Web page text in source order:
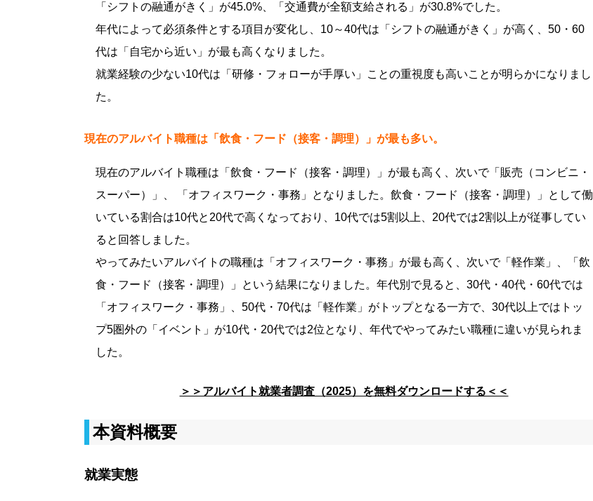
「シフトの融通がきく」が45.0%、「交通費が全額支給される」が30.8%でした。
年代によって必須条件とする項目が変化し、10～40代は「シフトの融通がきく」が高く、50・60
代は「自宅から近い」が最も高くなりました。
就業経験の少ない10代は「研修・フォローが手厚い」ことの重視度も高いことが明らかになりまし
た。
現在のアルバイト職種は「飲食・フード（接客・調理）」が最も多い。
現在のアルバイト職種は「飲食・フード（接客・調理）」が最も高く、次いで「販売（コンビニ・
スーパー）」、 「オフィスワーク・事務」となりました。飲食・フード（接客・調理）」として働
いている割合は10代と20代で高くなっており、10代では5割以上、20代では2割以上が従事してい
ると回答しました。
やってみたいアルバイトの職種は「オフィスワーク・事務」が最も高く、次いで「軽作業」、「飲
食・フード（接客・調理）」という結果になりました。年代別で見ると、30代・40代・60代では
「オフィスワーク・事務」、50代・70代は「軽作業」がトップとなる一方で、30代以上ではトッ
プ5圏外の「イベント」が10代・20代では2位となり、年代でやってみたい職種に違いが見られま
した。
＞＞アルバイト就業者調査（2025）を無料ダウンロードする＜＜
本資料概要
就業実態